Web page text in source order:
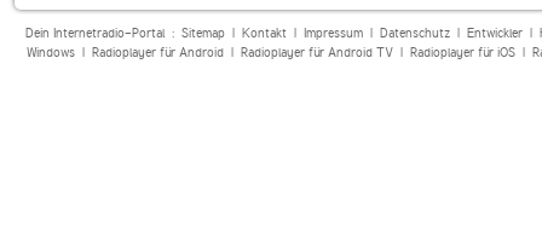
Dein Internetradio-Portal : Sitemap| Kontakt| Impressum| Datenschutz| Entwickler|
Windows| Radioplayer für Android| Radioplayer für Android TV| Radioplayer für iOS|